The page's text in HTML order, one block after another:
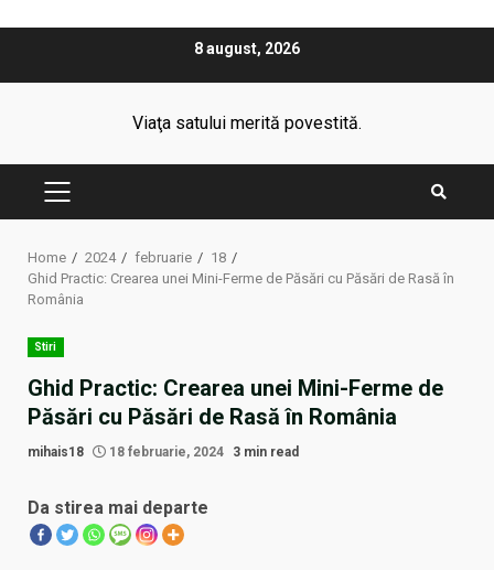
8 august, 2026
Viaţa satului merită povestită.
PRIMARY
Home 2024 februarie
18
Ghid Practic: Crearea unei Mini-Ferme de Păsări cu Păsări de Rasă în
România
Stiri
Ghid Practic: Crearea unei Mini-Ferme de
Păsări cu Păsări de Rasă în România
mihais18 18 februarie, 2024 3 min read
Da stirea mai departe